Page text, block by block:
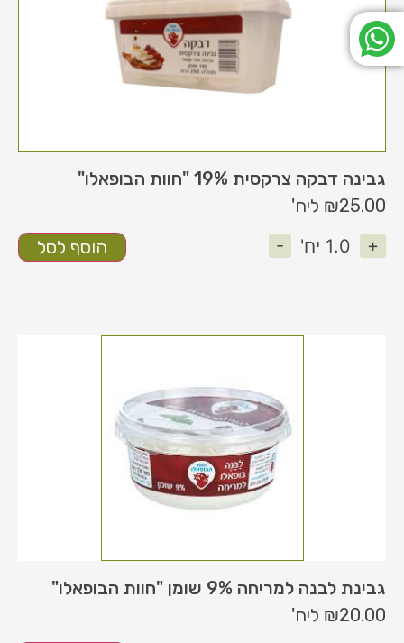
גבינה דבקה צרקסית 19% "חוות הבופאלו"
₪25.00
ליח'
-
1.0 יח' + הוסף לסל
גבינת לבנה למריחה 9% שומן "חוות הבופאלו"
₪20.00
ליח'